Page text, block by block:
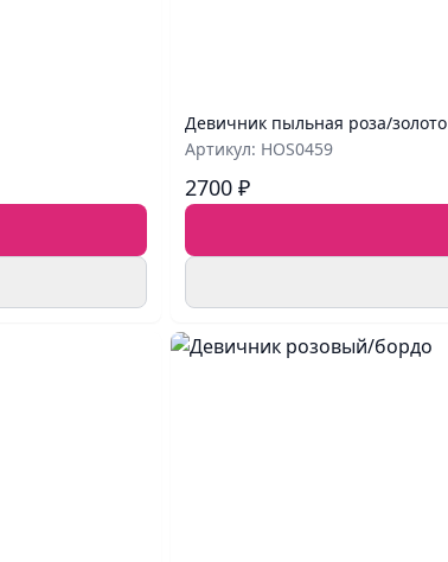
Девичник пыльная роза/золото
Артикул: HOS0459
2700 ₽